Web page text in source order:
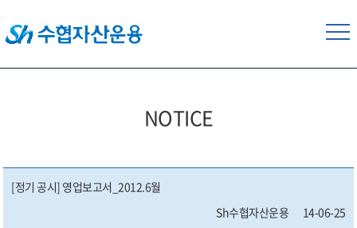
NOTICE
[정기 공시] 영업보고서_2012.6월
Sh수협자산운용
14-06-25